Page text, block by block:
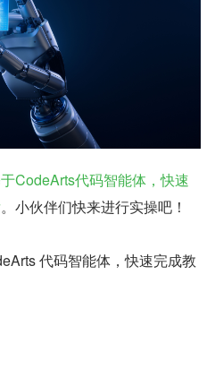
CodeArts代码智能体，快速
。小伙伴们快来进行实操吧！
代码智能体，快速完成教